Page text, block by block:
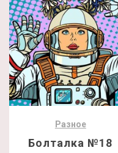
Разное
Болталка №18